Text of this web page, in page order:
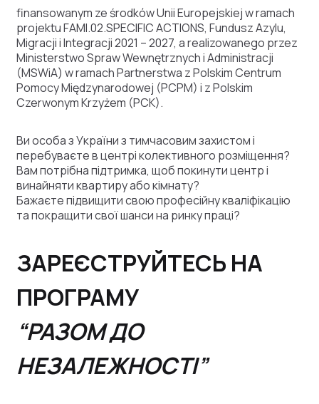
finansowanym ze środków Unii Europejskiej w ramach
projektu FAMI.02.SPECIFIC ACTIONS, Fundusz Azylu,
Migracji i Integracji 2021 – 2027, a realizowanego przez
Ministerstwo Spraw Wewnętrznych i Administracji
(MSWiA) w ramach Partnerstwa z Polskim Centrum
Pomocy Międzynarodowej (PCPM) i z Polskim
Czerwonym Krzyżem (PCK).
Ви особа з України з тимчасовим захистом і
перебуваєте в центрі колективного розміщення?
Вам потрібна підтримка, щоб покинути центр і
винайняти квартиру або кімнату?
Бажаєте підвищити свою професійну кваліфікацію
та покращити свої шанси на ринку праці?
ЗАРЕЄСТРУЙТЕСЬ НА
ПРОГРАМУ
“РАЗОМ ДО
НЕЗАЛЕЖНОСТІ”